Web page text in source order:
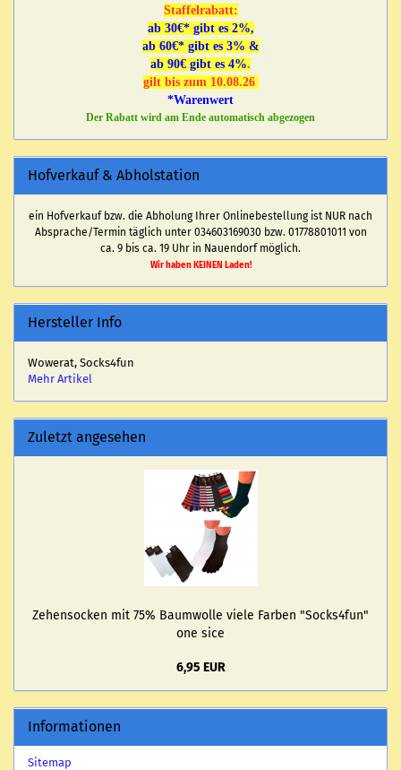
Staffelrabatt:
ab 30€* gibt es 2%,
ab 60€* gibt es 3% &
ab 90€ gibt es 4%.
gilt bis zum 10.08.26
*Warenwert
Der Rabatt wird am Ende automatisch abgezogen
Hofverkauf & Abholstation
ein Hofverkauf bzw. die Abholung Ihrer Onlinebestellung ist NUR nach
Absprache/Termin täglich unter 034603169030 bzw. 01778801011 von
ca. 9 bis ca. 19 Uhr in Nauendorf möglich.
Wir haben KEINEN Laden!
Hersteller Info
Wowerat, Socks4fun
Mehr Artikel
Zuletzt angesehen
Ze­hen­so­cken mit 75% Baum­wol­le viele Far­ben "Socks4fun"
one sice
6,95 EUR
Informationen
Sitemap